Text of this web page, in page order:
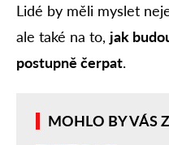
Lidé by měli myslet
ale také na to, jak
postupně čerpat.
MOHLO BY VÁS